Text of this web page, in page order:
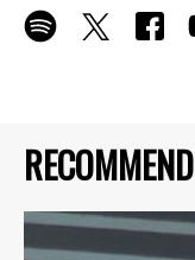
RECOMMEND